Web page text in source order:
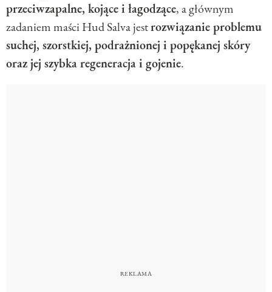
przeciwzapalne, kojące i łagodzące, a głównym
zadaniem maści Hud Salva jestrozwiązanie problemu
suchej, szorstkiej, podrażnionej i popękanej skóry
oraz jej szybka regeneracja i gojenie.